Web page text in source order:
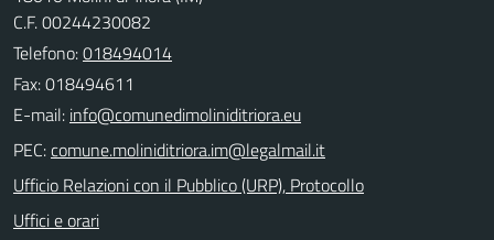
C.F. 00244230082
Telefono:018494014
Fax: 018494611
E-mail:
PEC:
Ufficio Relazioni con il Pubblico (URP), Protocollo
Uffici e orari